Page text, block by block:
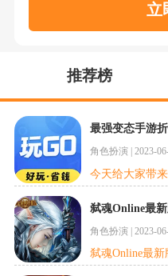
立
推荐榜
最强变态手游
角色扮演 2023-
弑魂Online最
角色扮演 | 2023-